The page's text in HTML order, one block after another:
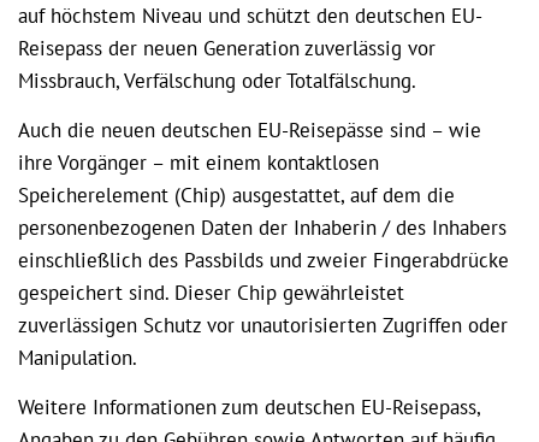
auf höchstem Niveau und schützt den deutschen EU-
Reisepass der neuen Generation zuverlässig vor
Missbrauch, Verfälschung oder Totalfälschung.
Auch die neuen deutschen EU-Reisepässe sind – wie
ihre Vorgänger – mit einem kontaktlosen
Speicherelement (Chip) ausgestattet, auf dem die
personenbezogenen Daten der Inhaberin / des Inhabers
einschließlich des Passbilds und zweier Fingerabdrücke
gespeichert sind. Dieser Chip gewährleistet
zuverlässigen Schutz vor unautorisierten Zugriffen oder
Manipulation.
Weitere Informationen zum deutschen EU-Reisepass,